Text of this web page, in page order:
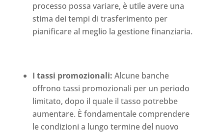
processo possa variare, è utile avere una
stima dei tempi di trasferimento per
pianificare al meglio la gestione finanziaria.
I tassi promozionali: Alcune banche
offrono tassi promozionali per un periodo
limitato, dopo il quale il tasso potrebbe
aumentare. È fondamentale comprendere
le condizioni a lungo termine del nuovo